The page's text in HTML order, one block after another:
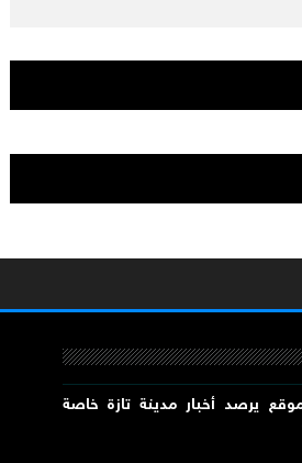
يرصد أخبار مدينة تازة خاصة